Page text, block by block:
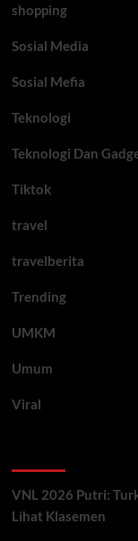
shopping
Sosial Media
Sosial Mefia
Teknologi
Teknologi Dan
Tiktok
travel
travelberita
Trending
UMKM
Umum
Viral
VNL 2026 Putri:
Lihat Klasemen